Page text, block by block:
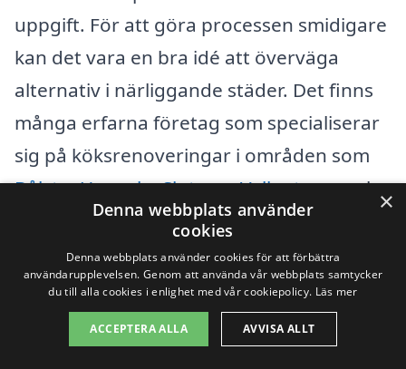
uppgift. För att göra processen smidigare
kan det vara en bra idé att överväga
alternativ i närliggande städer. Det finns
många erfarna företag som specialiserar
sig på köksrenoveringar i områden som
Bålsta,Uppsala,Sigtuna,Vallentuna, och
. Genom att välja en lokal expert kan
du få personlig service och råd som är
anpassade efter dina specifika behov.
När du letar efter professionell hjälp är
×
Denna webbplats använder
cookies
Denna webbplats använder cookies för att förbättra
användarupplevelsen. Genom att använda vår webbplats samtycker
du till alla cookies i enlighet med vår cookiepolicy. Läs mer
ACCEPTERA ALLA AVVISA ALLT